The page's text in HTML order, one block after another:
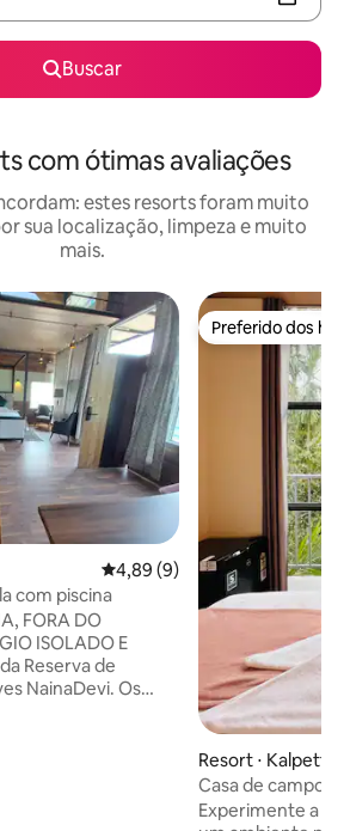
Buscar
com ótimas avaliações
estes resorts foram muito
sua localização, limpeza e muito
mais.
4,89 de uma avaliação média
4,89 (9)
com piscina
FORA DO
ISOLADO E
Reserva de
NainaDevi. Os
Preferido dos
Preferido dos
Resort ⋅ Kalpetta
Casa de campo
camas e vista
Experimente a